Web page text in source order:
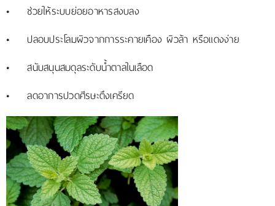
• ช่วยให้ระบบย่อยอาหารสงบลง
• ปลอบประโลมผิวจากการระคายเคือง ผิวล้า หรือแดงง่าย
• สนับสนุนสมดุลระดับน้ำตาลในเลือด
• ลดอาการปวดศีรษะตึงเครียด